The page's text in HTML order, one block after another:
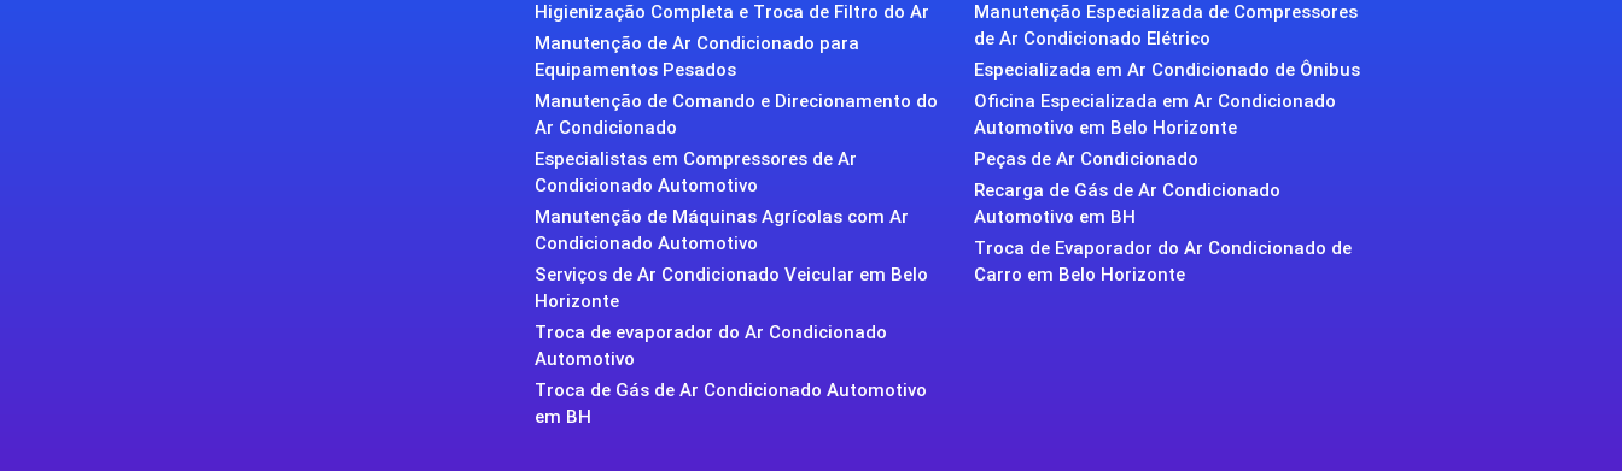
Higienização Completa e Troca de Filtro do Ar
Manutenção de Ar Condicionado para
Equipamentos Pesados
Manutenção de Comando e Direcionamento do
Ar Condicionado
Especialistas em Compressores de Ar
Condicionado Automotivo
Manutenção de Máquinas Agrícolas com Ar
Condicionado Automotivo
Serviços de Ar Condicionado Veicular em Belo
Horizonte
Troca de evaporador do Ar Condicionado
Automotivo
Troca de Gás de Ar Condicionado Automotivo
em BH
Manutenção Especializada de Compressores
de Ar Condicionado Elétrico
Especializada em Ar Condicionado de Ônibus
Oficina Especializada em Ar Condicionado
Automotivo em Belo Horizonte
Peças de Ar Condicionado
Recarga de Gás de Ar Condicionado
Automotivo em BH
Troca de Evaporador do Ar Condicionado de
Carro em Belo Horizonte